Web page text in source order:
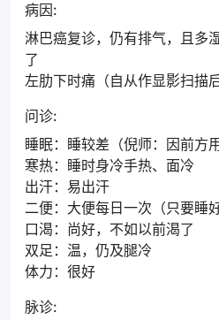
病因:
淋巴癌复诊，仍有排气，且多
了
左肋下时痛（自从作显影扫描
问诊:
睡眠：睡较差（倪师：因前方
寒热：睡时身冷手热、面冷
出汗：易出汗
二便：大便每日一次（只要睡
口渴：尚好，不如以前渴了
双足：温，仍及腿冷
体力：很好
脉诊: